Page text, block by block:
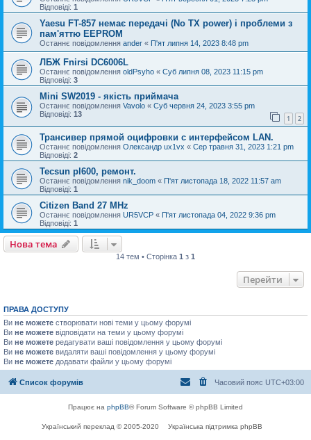
Відповіді: 1
Yaesu FT-857 немає передачі (No TX power) і проблеми з
пам'яттю EEPROM
Останнє повідомлення ander « П'ят липня 14, 2023 8:48 pm
ЛБЖ Fnirsi DC6006L
Останнє повідомлення oldPsyho « Суб липня 08, 2023 11:15 pm
Відповіді: 3
Mini SW2019 - якість приймача
Останнє повідомлення Vavolo « Суб червня 24, 2023 3:55 pm
Відповіді: 13 1 2
Трансивер прямой оцифровки с интерфейсом LAN.
Останнє повідомлення Олександр ux1vx « Сер травня 31, 2023 1:21 pm
Відповіді: 2
Tecsun pl600, ремонт.
Останнє повідомлення nik_doom « П'ят листопада 18, 2022 11:57 am
Відповіді: 1
Citizen Band 27 MHz
Останнє повідомлення UR5VCP « П'ят листопада 04, 2022 9:36 pm
Відповіді: 1
Нова тема
14 тем • Сторінка 1 з 1
Перейти
ПРАВА ДОСТУПУ
Ви не можете створювати нові теми у цьому форумі
Ви не можете відповідати на теми у цьому форумі
Ви не можете редагувати ваші повідомлення у цьому форумі
Ви не можете видаляти ваші повідомлення у цьому форумі
Ви не можете додавати файли у цьому форумі
Список форумів Часовий пояс UTC+03:00
Працює на phpBB® Forum Software © phpBB Limited
Український переклад © 2005-2020 Українська підтримка phpBB